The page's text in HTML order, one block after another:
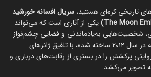
تاریخی کره‌ای هستید،سریال افسانه خورشید
یکی از آثاری است که می‌تواند
شخصیت‌هایی به‌یادماندنی و فضایی چشم‌نواز
همراه کند. این مجموعه که در سال ۲۰۱۲ ساخته شده، با تلفیق ژانرهای
پرکشش را در بستری از رقابت‌های درباری و
تصویر می‌کشد.